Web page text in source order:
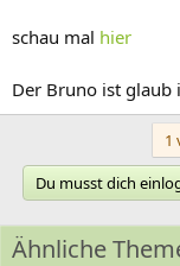
schau mal hier
Der Bruno ist glaub
1
Du musst dich
Ähnliche